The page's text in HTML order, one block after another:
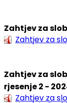
Zahtjev za
Zahtjev za
Zahtjev za
rjesenje 2 -
Zahtjev za